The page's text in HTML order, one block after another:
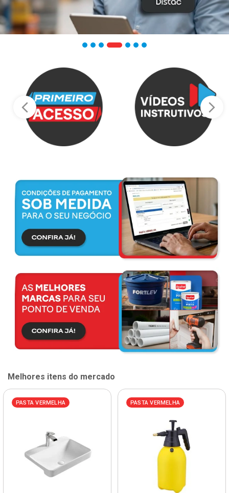
Melhores itens do mercado
PASTA VERMELHA PASTA VERMELHA